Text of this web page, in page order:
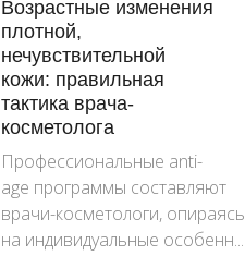
Возрастные изменения
плотной,
нечувствительной
кожи: правильная
тактика врача-
косметолога
Профессиональные anti-
age программы составляют
врачи-косметологи, опираясь
на индивидуальные особенн...